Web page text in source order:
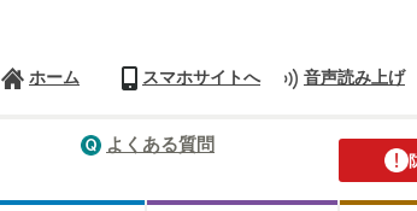
ホーム スマホサイトへ 音声読み上げ
よくある質問